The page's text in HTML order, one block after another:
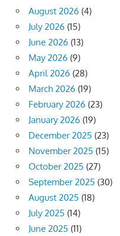
August 2026 (4)
July 2026 (15)
June 2026 (13)
May 2026 (9)
April 2026 (28)
March 2026 (19)
February 2026 (23)
January 2026 (19)
December 2025 (23)
November 2025 (15)
October 2025 (27)
September 2025 (30)
August 2025 (18)
July 2025 (14)
June 2025 (11)